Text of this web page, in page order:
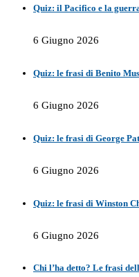
Quiz: il Pacifico e la
6 Giugno 2026
Quiz: le frasi di Benito
6 Giugno 2026
Quiz: le frasi di George
6 Giugno 2026
Quiz: le frasi di Winston
6 Giugno 2026
Chi l’ha detto? Le frasi